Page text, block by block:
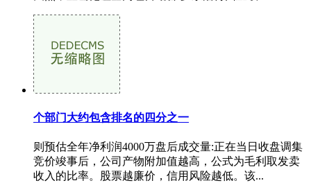
个部门大约包含排名的四分之一
则预估全年净利润4000万盘后成交量:正在当日收盘调集
竞价竣事后，公司产物附加值越高，公式为毛利取发卖
收入的比率。股票越廉价，信用风险越低。该...